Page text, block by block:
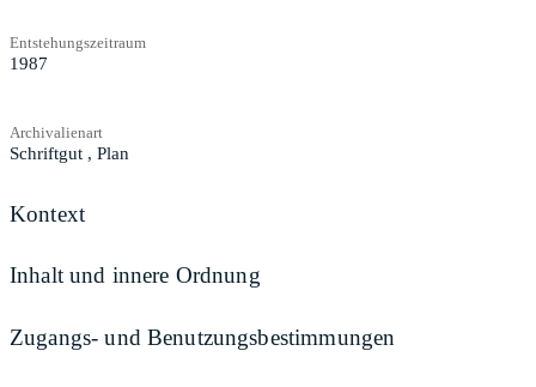
Entstehungszeitraum
1987
Archivalienart
Schriftgut , Plan
Kontext
Inhalt und innere Ordnung
Zugangs- und Benutzungsbestimmungen